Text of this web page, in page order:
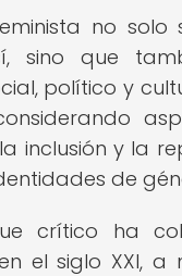
no solo
sino que
político y
inclusión y la
de
crítico ha
el siglo XXI,